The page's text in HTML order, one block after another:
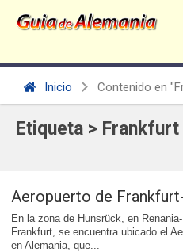
Inicio Contenido en
Etiqueta > Frankfurt
Aeropuerto de
En la zona de Hunsrück, en
Frankfurt, se encuentra ubicado el
en Alemania, que...